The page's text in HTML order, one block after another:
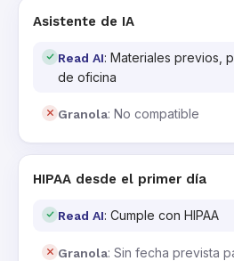
Asistente de IA
Read AI: Materiales previos,
de oficina
Granola: No compatible
HIPAA desde el primer día
Read AI: Cumple con HIPAA
Granola: Sin fecha prevista